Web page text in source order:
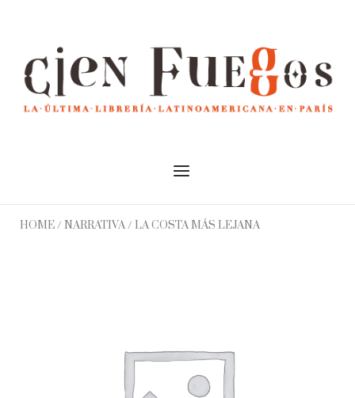
Menu
HOME/ NARRATIVA/ LA COSTA MÁS LEJANA